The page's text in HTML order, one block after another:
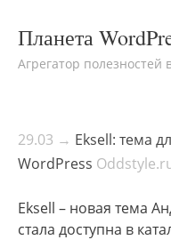
Планета
Агрегатор полезностей
29.03 → Eksell: тема
WordPress
Eksell – новая тема
стала доступна в